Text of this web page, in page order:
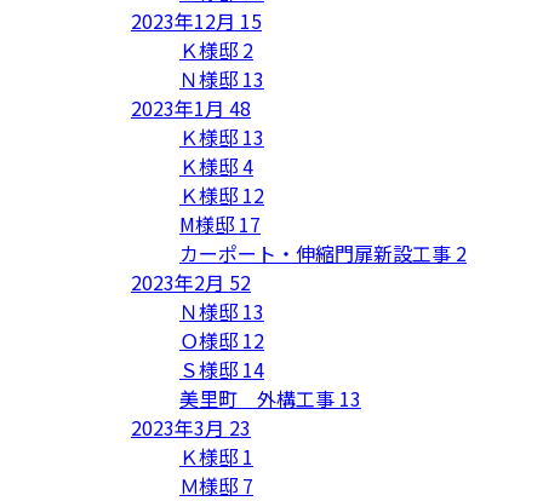
2023年12月 15
Ｋ様邸 2
Ｎ様邸 13
2023年1月 48
Ｋ様邸 13
Ｋ様邸4
Ｋ様邸 12
M様邸 17
カーポート・伸縮門扉新設工事 2
2023年2月 52
Ｎ様邸 13
Ｏ様邸 12
Ｓ様邸 14
美里町 外構工事 13
2023年3月 23
Ｋ様邸 1
Ｍ様邸 7